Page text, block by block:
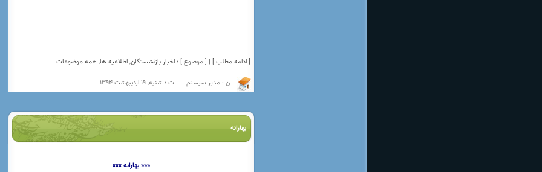
[ ادامه مطلب ] | [ موضوع ] : اخبار بازنشستگان,اطلاعیه ها, همه موضوعات
ن : مدیر سیستم ت : شنبه, 19 اردیبهشت 1394
بهارانه
««« بهارانه »»»